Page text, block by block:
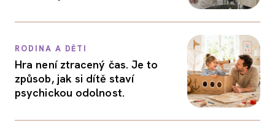
RODINA A DĚTI
Hra není ztracený čas. Je to
způsob, jak si dítě staví
psychickou odolnost.